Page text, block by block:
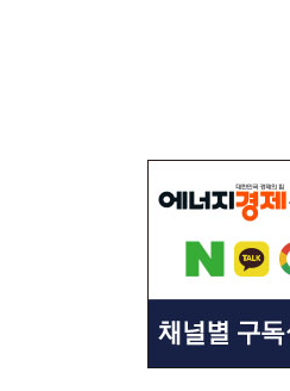
“3조 던진 외
스, 하루 새 ‘